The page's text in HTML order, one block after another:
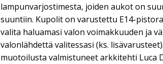
lampunvarjostimesta, joiden aukot on
suuntiin. Kupolit on varustettu E14-
valita haluamasi valon voimakkuuden ja
valonlähdettä valitessasi (ks.
muotoilusta valmistuneet arkkitehti Luca